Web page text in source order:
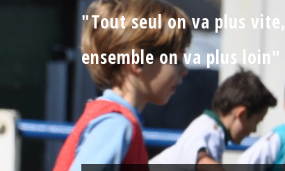
"Tout seul on va plus vite,
ensemble on va plus loin"